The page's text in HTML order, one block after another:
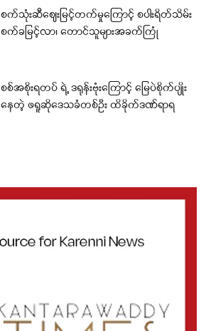
စက်သုံးဆီဈေးမြင့်တက်မှုကြောင့် စပါးရိတ်သိမ်း
စက်ခမြင့်လာ၊ တောင်သူများအခက်ကြုံ
စစ်အစိုးရတပ် ရဲ့ ဒရုန်းဗုံးကြောင့် မြေပဲစိုက်ပျိုး
နေတဲ့ ဖရူဆိုဒေသခံတစ်ဦး ထိခိုက်ဒဏ်ရာရ